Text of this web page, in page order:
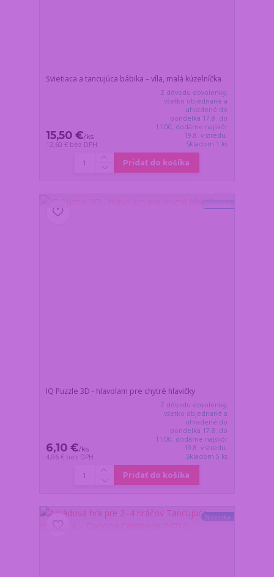
Svietiaca a tancujúca bábika – víla, malá kúzelníčka
15,50 €/ks
12,60 € bez DPH
Z dôvodu dovolenky,
všetko objednané a
uhradené do
pondelka 17.8. do
11:00, dodáme najskôr
19.8. v stredu.
Skladom 1 ks
Pridať do košíka
IQ Puzzle 3D - hlavolam pre chytré hlavičky
6,10 €/ks
4,96 € bez DPH
Z dôvodu dovolenky,
všetko objednané a
uhradené do
pondelka 17.8. do
11:00, dodáme najskôr
19.8. v stredu.
Skladom 5 ks
Pridať do košíka
Novinka